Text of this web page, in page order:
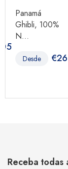
Panamá
Ghibli, 100%
N...
Desde €
Receba todas